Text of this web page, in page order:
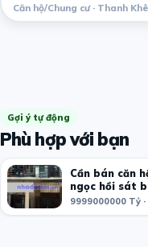
Căn hộ/Chung cư · Thanh Khê
Gợi ý tự động
Phù hợp với bạn
Cần bán căn
ngọc hồi sát
9999000000 Tỷ